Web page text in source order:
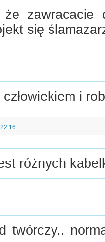
zawracacie
się
i
różnych
twórczy..